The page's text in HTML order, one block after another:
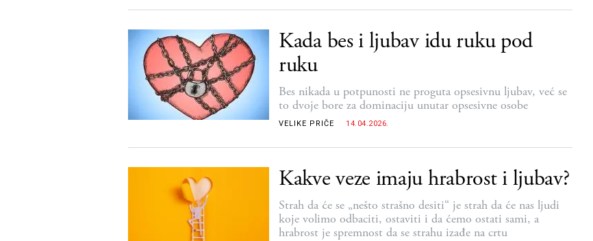
Kada bes i ljubav idu ruku pod
ruku
Bes nikada u potpunosti ne proguta opsesivnu ljubav, već se
to dvoje bore za dominaciju unutar opsesivne osobe
VELIKE PRIČE 14.04.2026.
Kakve veze imaju hrabrost i ljubav?
Strah da će se „nešto strašno desiti“ je strah da će nas ljudi
koje volimo odbaciti, ostaviti i da ćemo ostati sami, a
hrabrost je spremnost da se strahu izađe na crtu